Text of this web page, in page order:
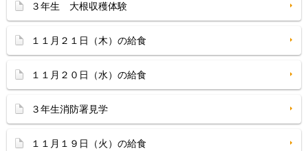
３年生 大根収穫体験
１１月２１日（木）の給食
１１月２０日（水）の給食
３年生消防署見学
１１月１９日（火）の給食